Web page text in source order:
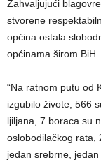
Zahvaljujući
stvorene
općina ostala
općinama širom BiH.
“Na ratnom putu od
izgubilo živote, 566
ljiljana, 7 boraca su
oslobodilačkog rata,
jedan srebrne,